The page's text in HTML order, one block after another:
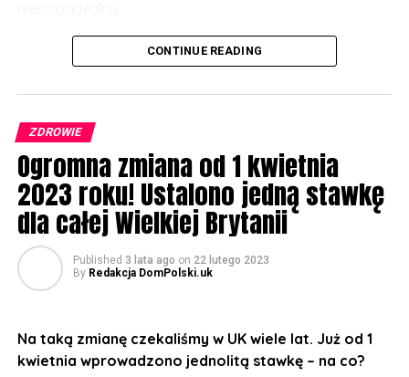
Wystarczy przyjąć niewielką tabletkę, a w organizmie
wytworzy się więcej hormonu, który w czasie
menopauzy jest produkowany naturalnie w mniejszym
nie odczuwają tak wielu nieprzyjemnych skutków
menopauzy, jak m.in. uderzenia gorąca, uporczywe
bóle głowy czy bezsenność.
Dotychczas wspomniana metoda była dostępna w UK,
ale za każdym razem należało udać się do lekarza i
zapłacić za receptę. Teraz to się zmienia.
lub udać się do najbliższej apteki.
CONTINUE READING
ZDROWIE
Ogromna zmiana od 1 kwietnia
2023 roku! Ustalono jedną stawkę
dla całej Wielkiej Brytanii
Published 3 lata ago on 22 lutego 2023
By Redakcja DomPolski.uk
Na taką zmianę czekaliśmy w UK wiele lat. Już od 1
kwietnia wprowadzono jednolitą stawkę – na co?